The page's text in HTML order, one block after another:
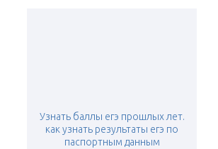
Узнать баллы егэ прошлых лет.
как узнать результаты егэ по
паспортным данным